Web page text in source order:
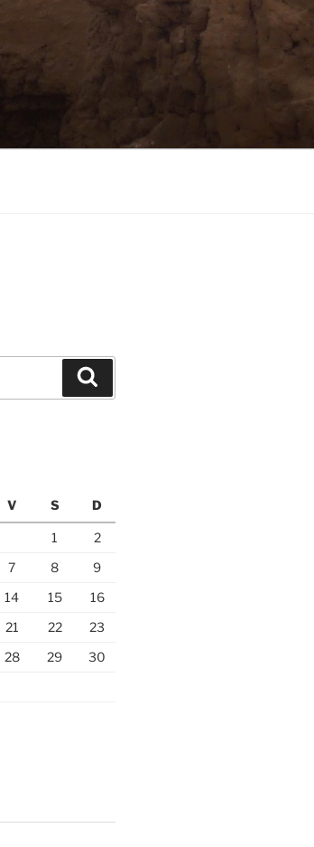
V S D
1
2
7 8
9
14 15
16
21 22
23
28 29
30